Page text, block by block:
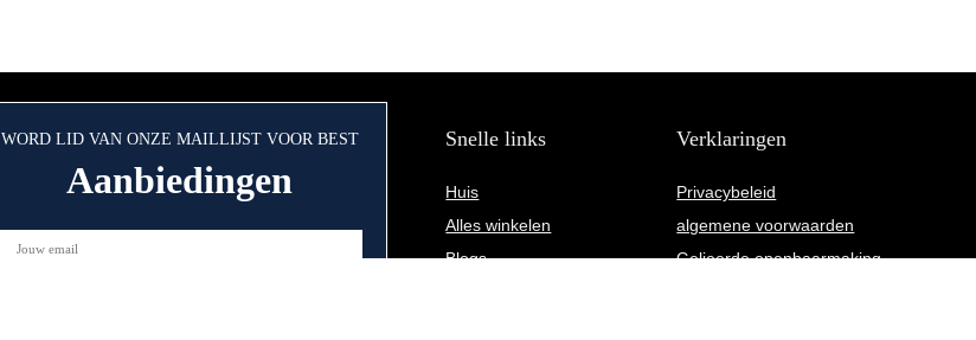
WORD LID VAN ONZE MAILLIJST VOOR BEST
Aanbiedingen
Snelle links
Huis
Alles winkelen
Blogs
Verklaringen
Privacybeleid
algemene voorwaarden
Gelieerde openbaarmaking